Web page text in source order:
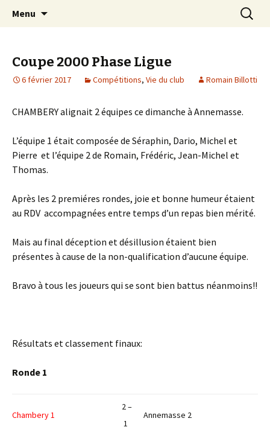
Club d échecs de l
agglomération
Les échecs pour tous
Menu
Coupe 2000 Phase Ligue
6 février 2017 Compétitions, Vie du club Romain Billotti
CHAMBERY alignait 2 équipes ce dimanche à Annemasse.
L’équipe 1 était composée de Séraphin, Dario, Michel et
Pierre et l’équipe 2 de Romain, Frédéric, Jean-Michel et
Thomas.
Après les 2 premiéres rondes, joie et bonne humeur étaient
au RDV accompagnées entre temps d’un repas bien mérité.
Mais au final déception et désillusion étaient bien
présentes à cause de la non-qualification d’aucune équipe.
Bravo à tous les joueurs qui se sont bien battus néanmoins!!
Résultats et classement finaux:
Ronde 1
Chambery 1
2 –
1
Annemasse 2